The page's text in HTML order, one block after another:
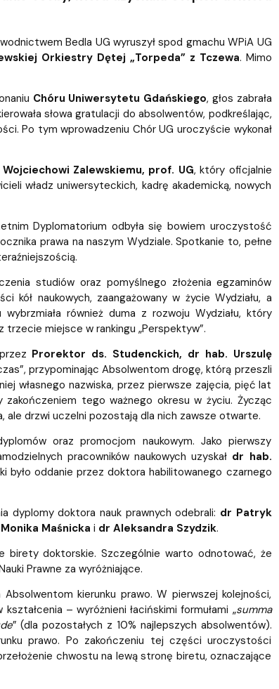
Bedla UG wyruszył spod gmachu WPiA UG
Orkiestry Dętej „Torpeda” z Tczewa. Mimo
Chóru Uniwersytetu Gdańskiego, głos zabrała
słowa gratulacji do absolwentów, podkreślając,
Po tym wprowadzeniu Chór UG uroczyście wykonał
Zalewskiemu, prof. UG, który oficjalnie
władz uniwersyteckich, kadrę akademicką, nowych
Dyplomatorium odbyła się bowiem uroczystość
prawa na naszym Wydziale. Spotkanie to, pełne
studiów oraz pomyślnego złożenia egzaminów
kół naukowych, zaangażowany w życie Wydziału, a
również duma z rozwoju Wydziału, który
miejsce w rankingu „Perspektyw”.
Prorektor ds. Studenckich, dr hab. Urszulę
przypominając Absolwentom drogę, którą przeszli
własnego nazwiska, przez pierwsze zajęcia, pięć lat
tego ważnego okresu w życiu. Życząc
ale drzwi uczelni pozostają dla nich zawsze otwarte.
oraz promocjom naukowym. Jako pierwszy
pracowników naukowych uzyskał dr hab.
było oddanie przez doktora habilitowanego czarnego
dyplomy doktora nauk prawnych odebrali: dr Patryk
Maśnicka i dr Aleksandra Szydzik.
birety doktorskie. Szczególnie warto odnotować, że
Prawne za wyróżniające.
kierunku prawo. W pierwszej kolejności,
– wyróżnieni łacińskimi formułami „summa
” (dla pozostałych z 10% najlepszych absolwentów).
prawo. Po zakończeniu tej części uroczystości
chwostu na lewą stronę biretu, oznaczające